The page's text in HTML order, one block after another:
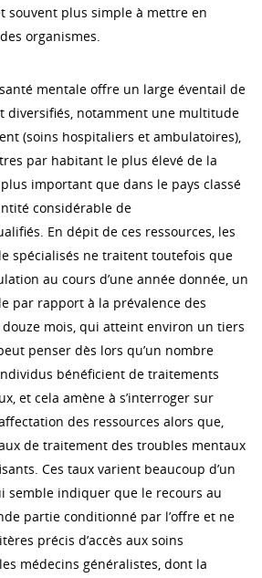
souvent plus simple à mettre en
organismes.
mentale offre un large éventail de
diversifiés, notamment une multitude
(soins hospitaliers et ambulatoires),
par habitant le plus élevé de la
plus important que dans le pays classé
considérable de
En dépit de ces ressources, les
spécialisés ne traitent toutefois que
au cours d’une année donnée, un
par rapport à la prévalence des
mois, qui atteint environ un tiers
penser dès lors qu’un nombre
bénéficient de traitements
et cela amène à s’interroger sur
des ressources alors que,
de traitement des troubles mentaux
Ces taux varient beaucoup d’un
semble indiquer que le recours au
partie conditionné par l’offre et ne
précis d’accès aux soins
médecins généralistes, dont la